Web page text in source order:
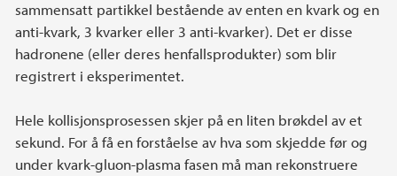
sammensatt partikkel bestående av enten en kvark og en
anti-kvark, 3 kvarker eller 3 anti-kvarker). Det er disse
hadronene (eller deres henfallsprodukter) som blir
registrert i eksperimentet.
Hele kollisjonsprosessen skjer på en liten brøkdel av et
sekund. For å få en forståelse av hva som skjedde før og
under kvark-gluon-plasma fasen må man rekonstruere